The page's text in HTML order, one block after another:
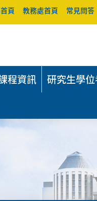
頁 教務處首頁 常見問答
程資訊 研究生學